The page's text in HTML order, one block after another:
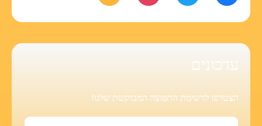
עדכונים
הצטרפו לרשימת התפוצה המבוקשת שלנו!